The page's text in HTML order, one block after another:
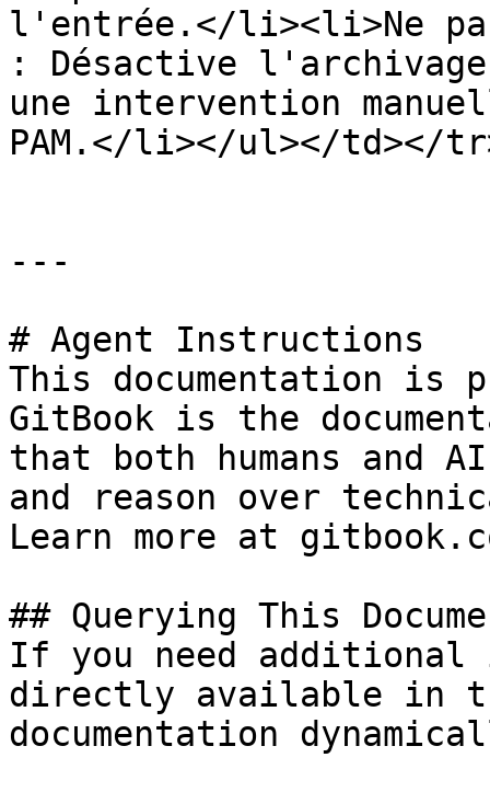
l'entrée.</li><li>Ne
: Désactive
une intervention
PAM.</li></ul></td></
---
# Agent Instructions
This documentation is
GitBook is the
that both humans and
and reason over
Learn more at
## Querying This
If you need
directly available in
documentation